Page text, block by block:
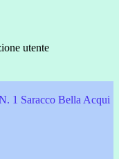
utente
1 Saracco Bella Acqui